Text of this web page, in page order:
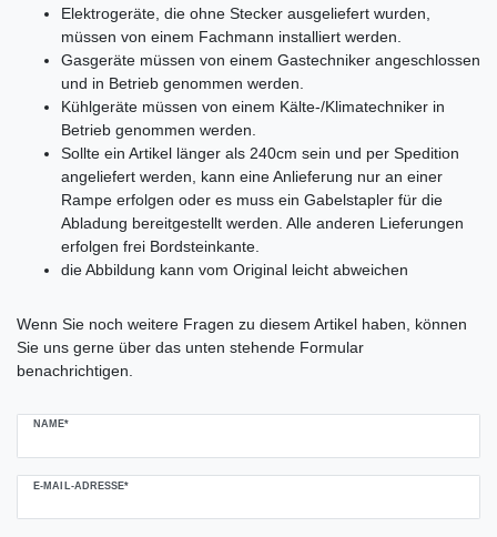
Elektrogeräte, die ohne Stecker ausgeliefert wurden,
müssen von einem Fachmann installiert werden.
Gasgeräte müssen von einem Gastechniker angeschlossen
und in Betrieb genommen werden.
Kühlgeräte müssen von einem Kälte-/Klimatechniker in
Betrieb genommen werden.
Sollte ein Artikel länger als 240cm sein und per Spedition
angeliefert werden, kann eine Anlieferung nur an einer
Rampe erfolgen oder es muss ein Gabelstapler für die
Abladung bereitgestellt werden. Alle anderen Lieferungen
erfolgen frei Bordsteinkante.
die Abbildung kann vom Original leicht abweichen
Wenn Sie noch weitere Fragen zu diesem Artikel haben, können
Sie uns gerne über das unten stehende Formular
benachrichtigen.
NAME*
E-MAIL-ADRESSE*